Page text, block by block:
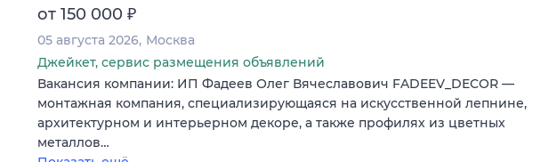
от 150 000 ₽
05 августа 2026 Москва
Джейкет, сервис размещения объявлений
Вакансия компании: ИП Фадеев Олег Вячеславович FADEEV_DECOR —
монтажная компания, специализирующаяся на искусственной лепнине,
архитектурном и интерьерном декоре, а также профилях из цветных
металлов…